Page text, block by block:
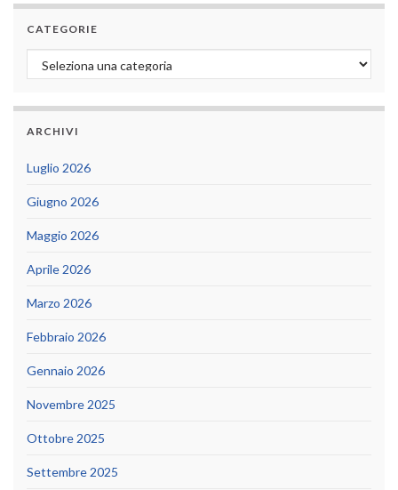
CATEGORIE
Categorie
ARCHIVI
Luglio 2026
Giugno 2026
Maggio 2026
Aprile 2026
Marzo 2026
Febbraio 2026
Gennaio 2026
Novembre 2025
Ottobre 2025
Settembre 2025